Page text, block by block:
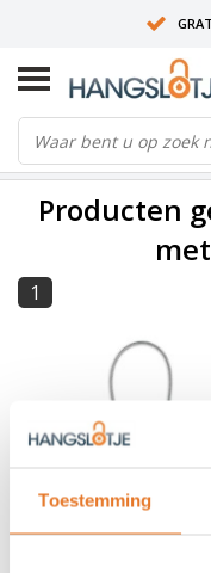
Toestemming
OP WERKDAGEN
Producten
1